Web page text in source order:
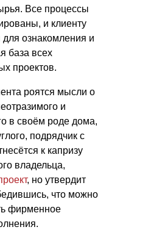
Все процессы
и клиенту
для ознакомления и
база всех
проектов.
роятся мысли о
и
в своём роде дома,
подрядчик с
к капризу
владельца,
, но утвердит
что можно
фирменное